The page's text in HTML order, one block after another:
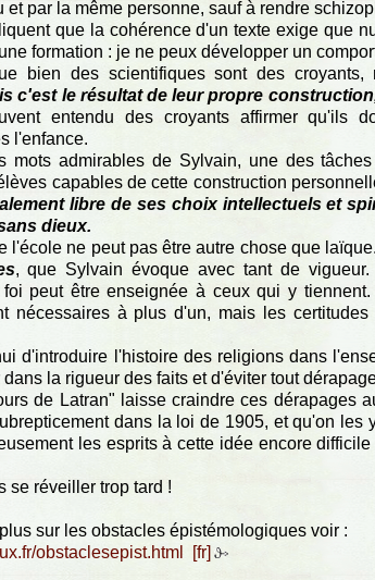
et par la même personne, sauf à rendre
que la cohérence d'un texte exige que
formation : je ne peux développer un
bien des scientifiques sont des
c'est le résultat de leur propre
entendu des croyants affirmer qu'ils
l'enfance.
mots admirables de Sylvain, une des
capables de cette construction
libre de ses choix intellectuels et
dieux.
l'école ne peut pas être autre chose que
, que Sylvain évoque avec tant de
peut être enseignée à ceux qui y
nécessaires à plus d'un, mais les
d'introduire l'histoire des religions dans
la rigueur des faits et d'éviter tout
de Latran" laisse craindre ces dérapages
dans la loi de 1905, et qu'on les
les esprits à cette idée encore
se réveiller trop tard !
sur les obstacles épistémologiques voir :
obstaclesepist.html